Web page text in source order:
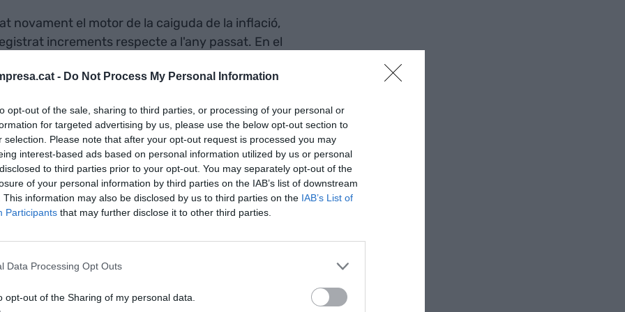
- Do Not Process My Personal Information
opt-out of the sale, sharing to third parties, or processing of your personal or
for targeted advertising by us, please use the below opt-out section to
selection. Please note that after your opt-out request is processed you may
interest-based ads based on personal information utilized by us or personal
to third parties prior to your opt-out. You may separately opt-out of the
of your personal information by third parties on the IAB’s list of downstream
This information may also be disclosed by us to third parties on the IAB’s List of
Participants that may further disclose it to other third parties.
Data Processing Opt Outs
opt-out of the Sharing of my personal data.
novament el motor de la caiguda de la inflació,
increments respecte a l'any passat. En el
els preus han pujat un 4%, mentre que els
un 3,9% i un 1,6%, respectivament.
industrials com els serveis han presentat al
inferiors al gener.
de Consum (IPC) al febrer s'ha reduït sis
la inflació espanyola més a prop de la
al febrer corresponen a Letònia (+0,7%) i
-la inflació durant el mateix període de l'any
, mentre que la més alta s'ha registrat a Croàcia
els preus al conjunt de la zona euro van caure
a repuntar un 0,6%. La pujada respon a
s'ha encarit un 1,5%, així com els serveis